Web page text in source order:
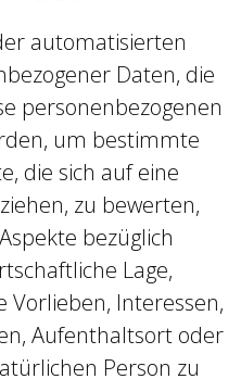
automatisierten
Daten, die
personenbezogenen
um bestimmte
die sich auf eine
zu bewerten,
bezüglich
Lage,
Vorlieben, Interessen,
Aufenthaltsort oder
Person zu